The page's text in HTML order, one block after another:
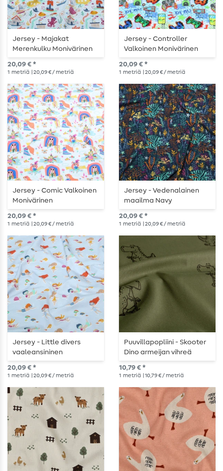
Jersey - Majakat
Merenkulku Monivärinen
20,09 € *
1 metriä | 20,09 € / metriä
Jersey - Controller
Valkoinen Monivärinen
20,09 € *
1 metriä | 20,09 € / metriä
Jersey - Comic Valkoinen
Monivärinen
20,09 € *
1 metriä | 20,09 € / metriä
Jersey - Vedenalainen
maailma Navy
20,09 € *
1 metriä | 20,09 € / metriä
Jersey - Little divers
vaaleansininen
20,09 € *
1 metriä | 20,09 € / metriä
Puuvillapopliini - Skooter
Dino armeijan vihreä
10,79 € *
1 metriä | 10,79 € / metriä